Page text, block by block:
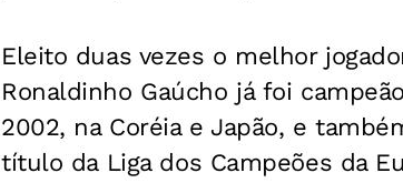
Eleito duas vezes o melhor
Ronaldinho Gaúcho já foi
2002, na Coréia e Japão, e
título da Liga dos Campeões da